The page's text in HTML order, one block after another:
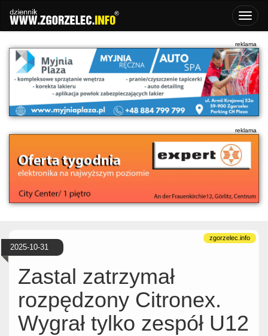
2025-10-31
Zastal zatrzymał
rozpędzony Citronex.
Wygrał tylko zespół U12